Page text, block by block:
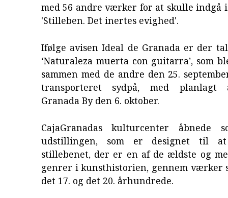
med 56 andre værker for at skulle indgå
'Stilleben. Det inertes evighed'.
Ifølge avisen Ideal de Granada er der
‘Naturaleza muerta con guitarra’, som
sammen med de andre den 25.
transporteret sydpå, med planlagt
Granada By den 6. oktober.
CajaGranadas kulturcenter åbnede
udstillingen, som er designet til at
stillebenet, der er en af de ældste og
genrer i kunsthistorien, gennem værker
det 17. og det 20. århundrede.